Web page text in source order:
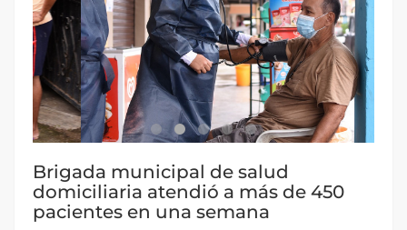
Brigada municipal de salud
domiciliaria atendió a más de 450
pacientes en una semana